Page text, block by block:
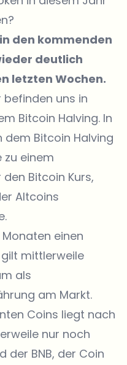
den kommenden
deutlich
letzten Wochen.
befinden uns in
Bitcoin Halving. In
Bitcoin Halving
einem
Bitcoin Kurs,
Altcoins
einen
mittlerweile
als
am Markt.
Coins liegt nach
nur noch
der BNB, der Coin